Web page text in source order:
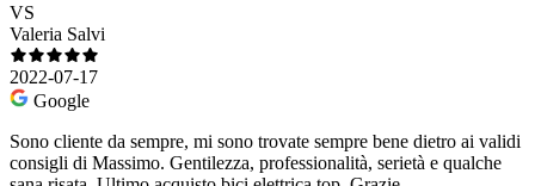
VS
Valeria Salvi
2022-07-17
Google
Sono cliente da sempre, mi sono trovate sempre bene dietro ai validi
consigli di Massimo. Gentilezza, professionalità, serietà e qualche